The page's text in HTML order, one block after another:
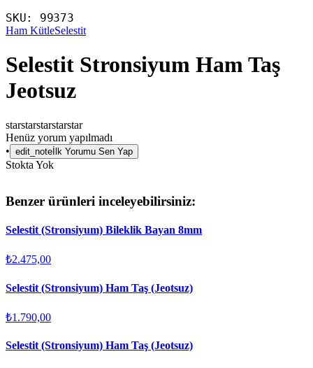
SKU: 99373
Ham KütleSelestit
Selestit Stronsiyum Ham Taş
Jeotsuz
starstarstarstarstar
Henüz yorum yapılmadı
• edit_note İlk Yorumu Sen Yap
Stokta Yok
Benzer ürünleri inceleyebilirsiniz:
Selestit (Stronsiyum) Bileklik Bayan 8mm
₺2.475,00
Selestit (Stronsiyum) Ham Taş (Jeotsuz)
₺1.790,00
Selestit (Stronsiyum) Ham Taş (Jeotsuz)